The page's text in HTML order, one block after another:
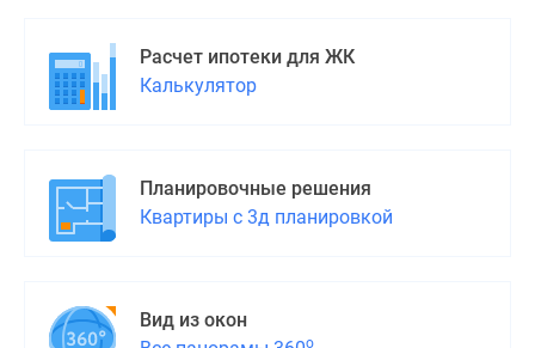
Расчет ипотеки для ЖК
Калькулятор
Планировочные решения
Квартиры с 3д планировкой
Вид из окон
о